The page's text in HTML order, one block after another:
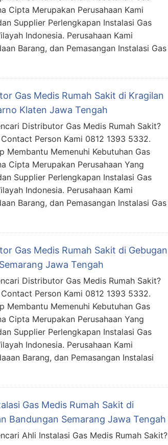
Cipta Merupakan Perusahaan Kami
Supplier Perlengkapan Instalasi Gas
Indonesia. Perusahaan Kami
Barang, dan Pemasangan Instalasi Gas
Gas Medis Rumah Sakit di Kragilan
Klaten Jawa Tengah
Distributor Gas Medis Rumah Sakit?
Person Kami 0812 1393 5332.
Membantu Memenuhi Kebutuhan Gas
Cipta Merupakan Perusahaan Yang
Supplier Perlengkapan Instalasi Gas
Indonesia. Perusahaan Kami
Barang, dan Pemasangan Instalasi Gas
Gas Medis Rumah Sakit di Gebugan
Jawa Tengah
Distributor Gas Medis Rumah Sakit?
Person Kami 0812 1393 5332.
Membantu Memenuhi Kebutuhan Gas
Cipta Merupakan Perusahaan Yang
Supplier Perlengkapan Instalasi Gas
Indonesia. Perusahaan Kami
Barang, dan Pemasangan Instalasi
Gas Medis Rumah Sakit di
Bandungan Semarang Jawa Tengah
Ahli Instalasi Gas Medis Rumah Sakit?